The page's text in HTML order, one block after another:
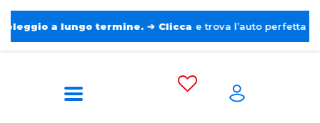
a lungo termine. ➔ Clicca e trova l’auto perfetta senza